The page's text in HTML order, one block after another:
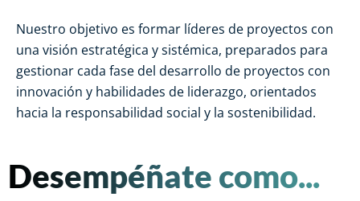
Nuestro objetivo es formar líderes de proyectos con
una visión estratégica y sistémica, preparados para
gestionar cada fase del desarrollo de proyectos con
innovación y habilidades de liderazgo, orientados
hacia la responsabilidad social y la sostenibilidad.
Desempéñate como...